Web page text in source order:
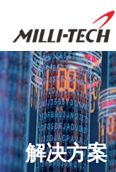
解决方案